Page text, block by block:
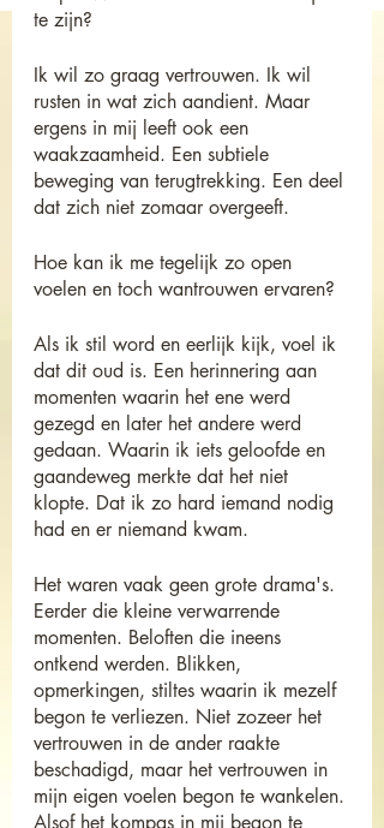
te zijn?
Ik wil zo graag vertrouwen. Ik wil
rusten in wat zich aandient. Maar
ergens in mij leeft ook een
waakzaamheid. Een subtiele
beweging van terugtrekking. Een deel
dat zich niet zomaar overgeeft.
Hoe kan ik me tegelijk zo open
voelen en toch wantrouwen ervaren?
Als ik stil word en eerlijk kijk, voel ik
dat dit oud is. Een herinnering aan
momenten waarin het ene werd
gezegd en later het andere werd
gedaan. Waarin ik iets geloofde en
gaandeweg merkte dat het niet
klopte. Dat ik zo hard iemand nodig
had en er niemand kwam.
Het waren vaak geen grote drama's.
Eerder die kleine verwarrende
momenten. Beloften die ineens
ontkend werden. Blikken,
opmerkingen, stiltes waarin ik mezelf
begon te verliezen. Niet zozeer het
vertrouwen in de ander raakte
beschadigd, maar het vertrouwen in
mijn eigen voelen begon te wankelen.
Alsof het kompas in mij begon te